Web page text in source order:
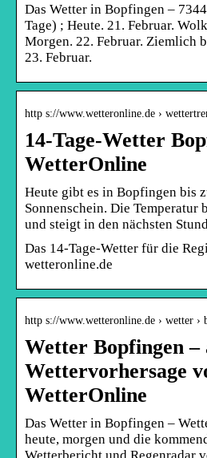
Das Wetter in Bopfingen –
Tage) ; Heute. 21. Februar.
Morgen. 22. Februar. Ziemlich
23. Februar.
http s://www.wetteronline.de ›
14-Tage-Wetter
WetterOnline
Heute gibt es in Bopfingen bis
Sonnenschein. Die Temperatur
und steigt in den nächsten
Das 14-Tage-Wetter für die
wetteronline.de
http s://www.wetteronline.de › wetter ›
Wetter Bopfingen –
Wettervorhersage
WetterOnline
Das Wetter in Bopfingen –
heute, morgen und die
Wetterbericht und Regenradar